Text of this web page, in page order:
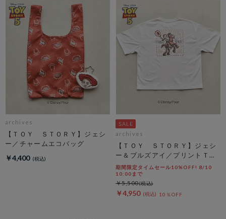
archives
【ＴＯＹ ＳＴＯＲＹ】ジェシ
ー／チャームエコバッグ
￥4,400
archives
【ＴＯＹ ＳＴＯＲＹ】ジェシ
ー＆ブルズアイ／プリントＴオ
フ
期間限定タイムセール10%OFF! 8/10
10:00まで
￥4,950 10％OFF
￥5,500